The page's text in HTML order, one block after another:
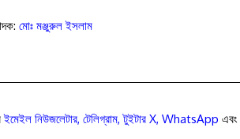
মোঃ মঞ্জুরুল ইসলাম
ইমেইল নিউজলেটার, টেলিগ্রাম,টুইটার X, WhatsApp এবং